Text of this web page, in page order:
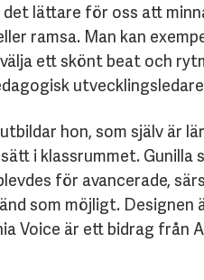
lättare för oss att
ramsa. Man kan
ett skönt beat och
hon, som själv är
i klassrummet.
för avancerade,
som möjligt.
Voice är ett bidrag från